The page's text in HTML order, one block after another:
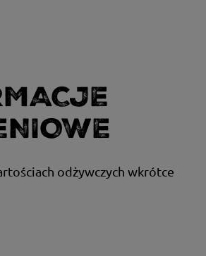
odżywczych wkrótce